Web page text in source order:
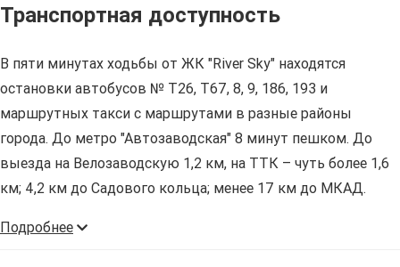
Транспортная доступность
В пяти минутах ходьбы от ЖК "River Sky" находятся
остановки автобусов № Т26, Т67, 8, 9, 186, 193 и
маршрутных такси с маршрутами в разные районы
города. До метро "Автозаводская" 8 минут пешком. До
выезда на Велозаводскую 1,2 км, на ТТК – чуть более 1,6
км; 4,2 км до Садового кольца; менее 17 км до МКАД.
Подробнее